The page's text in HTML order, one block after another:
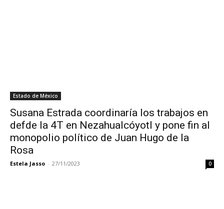
Estado de México
Susana Estrada coordinaría los trabajos en
defde la 4T en Nezahualcóyotl y pone fin al
monopolio político de Juan Hugo de la
Rosa
Estela Jasso - 27/11/2023 0